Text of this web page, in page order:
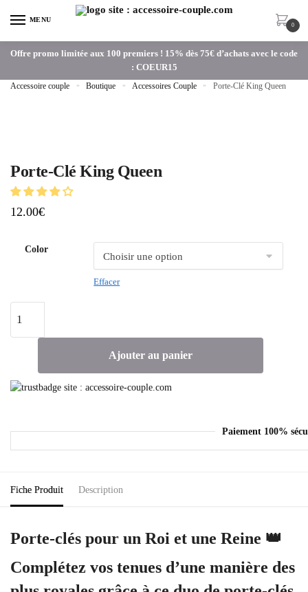
MENU
0
Offre promo limitée aux 100 premiers ! 15% dès 75€ d’achats avec le code
: COEUR15
Accessoire couple » Boutique » Accessoires Couple » Porte-Clé King Queen
Porte-Clé King Queen
12.00€
Color
Effacer
Ajouter au panier
Paiement 100%
Fiche Produit Description
Porte-clés pour un Roi et une Reine 👑
Complétez vos tenues d’une manière des